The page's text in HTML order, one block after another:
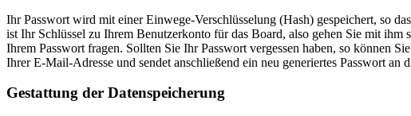
Ihr Passwort wird mit einer Einwege-Verschlüsselung (Hash) gespeichert, so
ist Ihr Schlüssel zu Ihrem Benutzerkonto für das Board, also gehen Sie mit
Ihrem Passwort fragen. Sollten Sie Ihr Passwort vergessen haben, so können
Ihrer E-Mail-Adresse und sendet anschließend ein neu generiertes Passwort an
Gestattung der Datenspeicherung